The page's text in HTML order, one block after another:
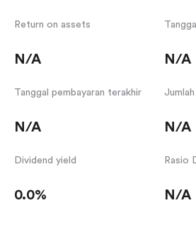
Return on assets
N/A N/A
Tanggal pembayaran terakhir
N/A N/A
Dividend yield
0.0%
Rasio
N/A